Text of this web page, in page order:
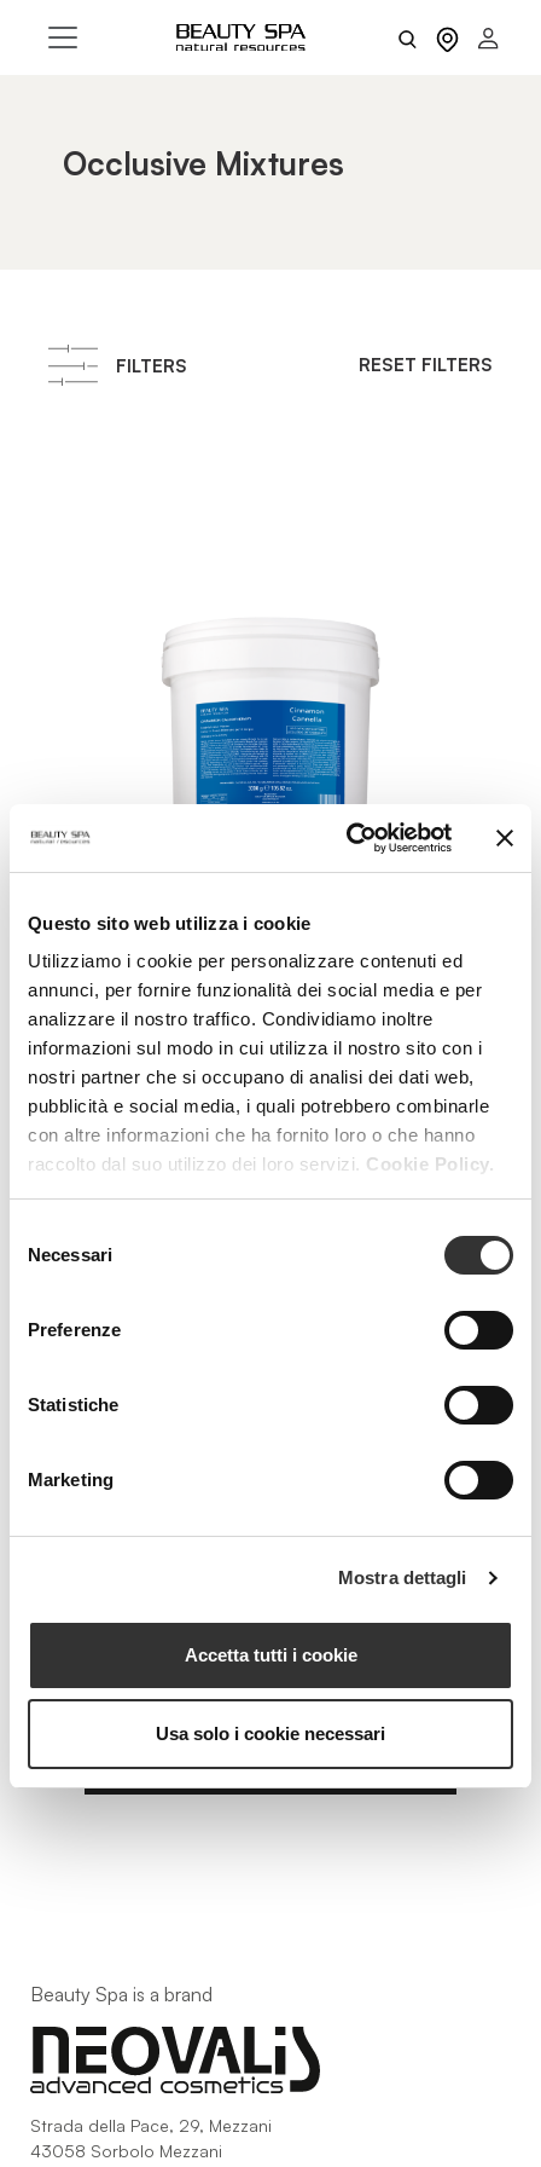
Questo sito web utilizza i cookie
Utilizziamo i cookie per personalizzare contenuti ed
annunci, per fornire funzionalità dei social media e per
analizzare il nostro traffico. Condividiamo inoltre
informazioni sul modo in cui utilizza il nostro sito con i
nostri partner che si occupano di analisi dei dati web,
pubblicità e social media, i quali potrebbero combinarle
con altre informazioni che ha fornito loro o che hanno
raccolto dal suo utilizzo dei loro servizi. Cookie Policy.
delNecessari
Preferenze
Statistiche
Marketing
Mostra dettagli
Accetta tutti i cookie
Usa solo i cookie necessari
Occlusive Mixtures
FILTERS RESET FILTERS
Cinnamon Mineral Gypsum Occlusive
Mixture
VIEW PRODUCT
MENTHOL CALCOTHERAPY
Menthol Mineral Gypsum Occlusive Mixture
VIEW PRODUCT
Beauty Spa is a brand
Strada della Pace, 29, Mezzani
43058 Sorbolo Mezzani